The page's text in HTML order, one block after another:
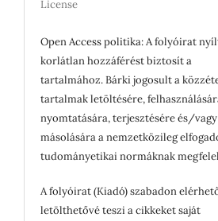
License
Open Access politika: A folyóirat
korlátlan hozzáférést biztosít a
tartalmához. Bárki jogosult a
tartalmak letöltésére,
nyomtatására, terjesztésére és/vagy
másolására a nemzetközileg
tudományetikai normáknak
A folyóirat (Kiadó) szabadon
letölthetővé teszi a cikkeket saját